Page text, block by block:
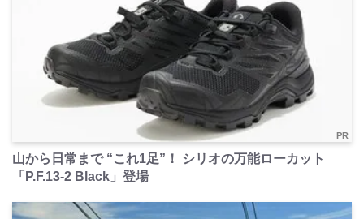
PR
山から日常まで “これ1足”！ シリオの万能ローカット
「P.F.13-2 Black」登場